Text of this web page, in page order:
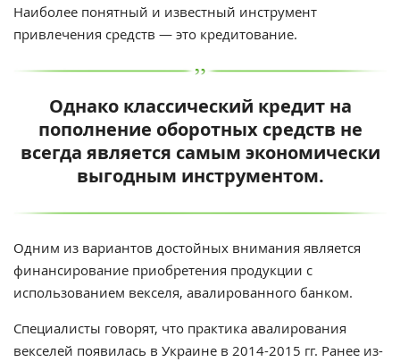
Наиболее понятный и известный инструмент
привлечения средств — это кредитование.
Однако классический кредит на
пополнение оборотных средств не
всегда является самым экономически
выгодным инструментом.
Одним из вариантов достойных внимания является
финансирование приобретения продукции с
использованием векселя, авалированного банком.
Специалисты говорят, что практика авалирования
векселей появилась в Украине в 2014-2015 гг. Ранее из-